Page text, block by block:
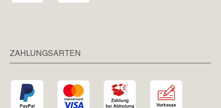
ZAHLUNGSARTEN